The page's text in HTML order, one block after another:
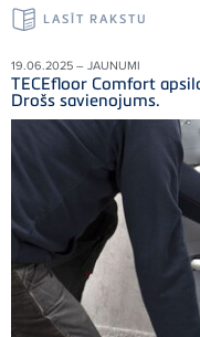
LASĪT RAKSTU
19.06.2025 – JAUNUMI
TECEfloor Comfort
Drošs savienojums.